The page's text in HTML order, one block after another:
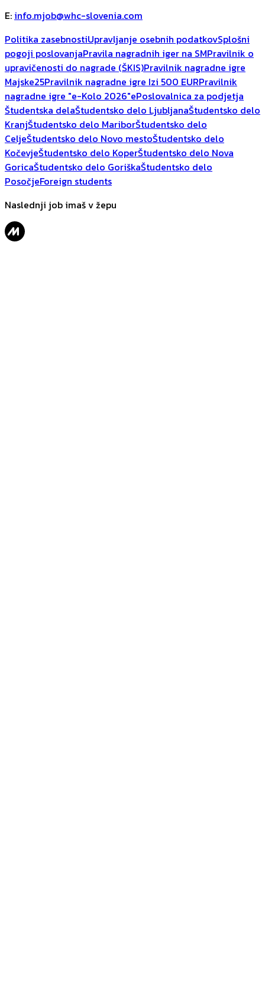
E: info.mjob@whc-slovenia.com
Politika zasebnostiUpravljanje osebnih podatkovSplošni
pogoji poslovanjaPravila nagradnih iger na SMPravilnik o
upravičenosti do nagrade (ŠKIS)Pravilnik nagradne igre
Majske25Pravilnik nagradne igre Izi 500 EURPravilnik
nagradne igre "e-Kolo 2026"ePoslovalnica za podjetja
Študentska delaŠtudentsko delo LjubljanaŠtudentsko delo
KranjŠtudentsko delo MariborŠtudentsko delo
CeljeŠtudentsko delo Novo mestoŠtudentsko delo
KočevjeŠtudentsko delo KoperŠtudentsko delo Nova
GoricaŠtudentsko delo GoriškaŠtudentsko delo
PosočjeForeign students
Naslednji job imaš v žepu